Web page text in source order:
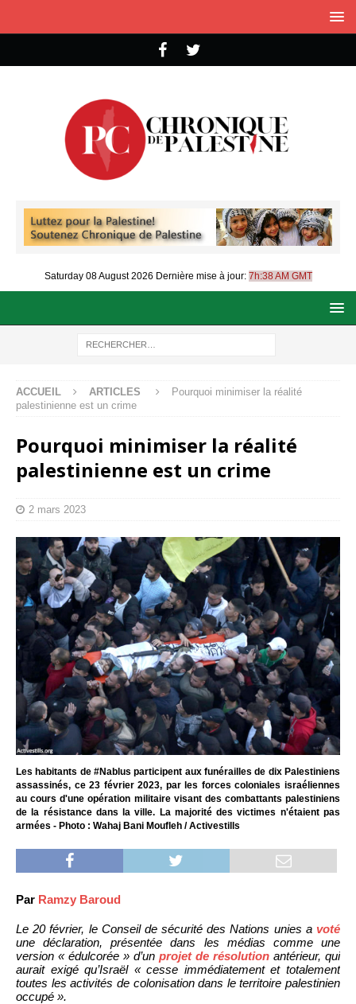
Saturday 08 August 2026 Dernière mise à jour: 7h:38 AM GMT
ACCUEIL ARTICLES
Pourquoi minimiser la réalité
palestinienne est un crime
Pourquoi minimiser la réalité
palestinienne est un crime
2 mars 2023
Les habitants de #Nablus participent aux funérailles de dix Palestiniens
assassinés, ce 23 février 2023, par les forces coloniales israéliennes
au cours d'une opération militaire visant des combattants palestiniens
de la résistance dans la ville. La majorité des victimes n'étaient pas
armées - Photo : Wahaj Bani Moufleh / Activestills
Par Ramzy Baroud
Le 20 février, le Conseil de sécurité des Nations unies a voté
une déclaration, présentée dans les médias comme une
version « édulcorée » d’un projet de résolution antérieur, qui
aurait exigé qu’Israël « cesse immédiatement et totalement
toutes les activités de colonisation dans le territoire palestinien
occupé ».